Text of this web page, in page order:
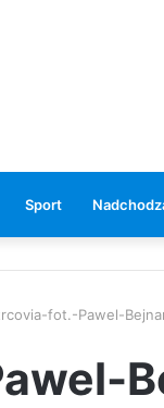
Sport
fot.-Pawel-